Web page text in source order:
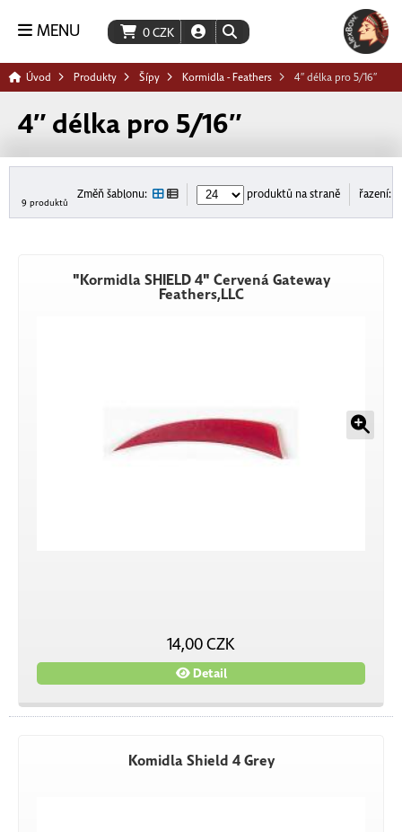
0CZK
MENU
Úvod Produkty Šípy Kormidla - Feathers 4″ délka pro 5/16″
4″ délka pro 5/16″
9 produktů
Změň šablonu: produktů na straně řazení:
"Kormidla SHIELD 4" Červená Gateway
Feathers,LLC
14,00 CZK
Detail
Komidla Shield 4 Grey